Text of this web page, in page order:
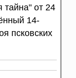
от 24
14-
псковских